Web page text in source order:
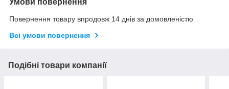
Умови повернення
Повернення товару впродовж 14 днів за домовленістю
Всі умови повернення
Подібні товари компанії